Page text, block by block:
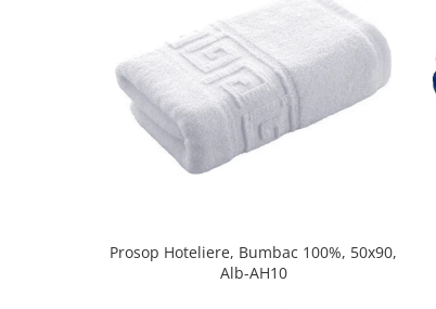
Prosop Hoteliere, Bumbac 100%, 50x90,
Alb-AH10